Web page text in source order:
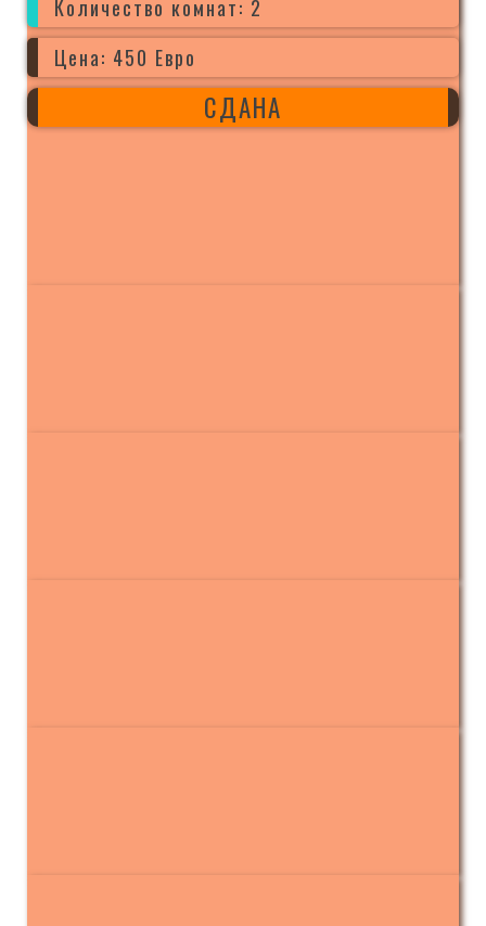
Количество комнат: 2
Цена: 450 Евро
СДАНА